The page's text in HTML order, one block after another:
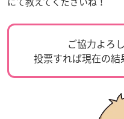
ご協力よろ
投票すれば現在の結